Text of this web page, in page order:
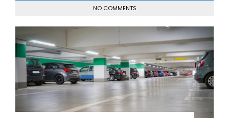
NO COMMENTS